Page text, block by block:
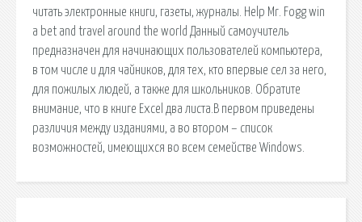
читать электронные книги, газеты, журналы. Help Mr. Fogg win
a bet and travel around the world Данный самоучитель
предназначен для начинающих пользователей компьютера,
в том числе и для чайников, для тех, кто впервые сел за него,
для пожилых людей, а также для школьников. Обратите
внимание, что в книге Excel два листа.В первом приведены
различия между изданиями, а во втором – список
возможностей, имеющихся во всем семействе Windows.